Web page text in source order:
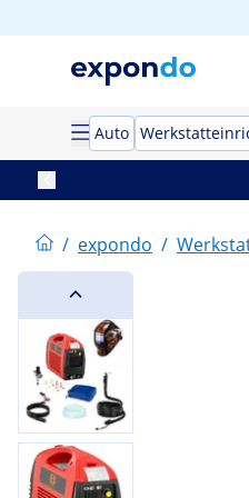
Auto
/ expondo /